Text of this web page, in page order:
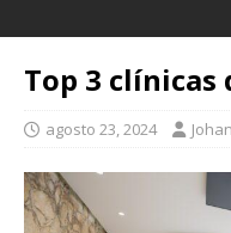
Top 3 clínicas
agosto 23, 2024 Johan